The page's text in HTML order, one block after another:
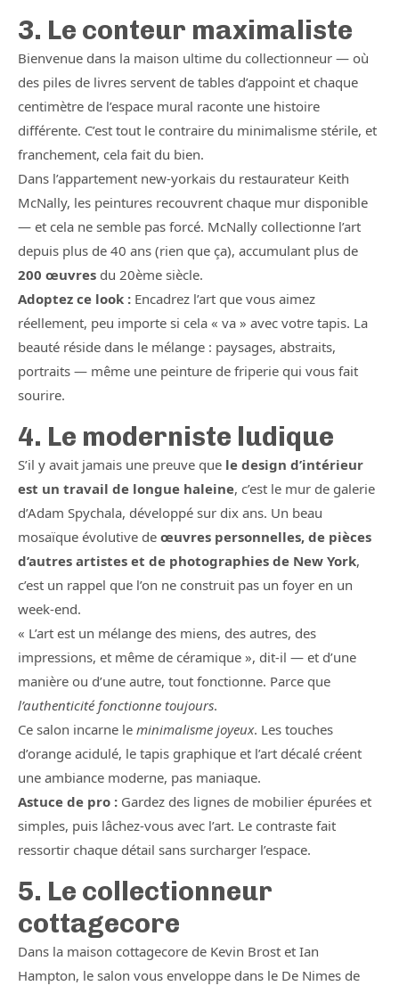
3. Le conteur maximaliste
Bienvenue dans la maison ultime du collectionneur — où
des piles de livres servent de tables d’appoint et chaque
centimètre de l’espace mural raconte une histoire
différente. C’est tout le contraire du minimalisme stérile, et
franchement, cela fait du bien.
Dans l’appartement new-yorkais du restaurateur Keith
McNally, les peintures recouvrent chaque mur disponible
— et cela ne semble pas forcé. McNally collectionne l’art
depuis plus de 40 ans (rien que ça), accumulant plus de
200 œuvres du 20ème siècle.
Adoptez ce look : Encadrez l’art que vous aimez
réellement, peu importe si cela « va » avec votre tapis. La
beauté réside dans le mélange : paysages, abstraits,
portraits — même une peinture de friperie qui vous fait
sourire.
4. Le moderniste ludique
S’il y avait jamais une preuve que le design d’intérieur
est un travail de longue haleine, c’est le mur de galerie
d’Adam Spychala, développé sur dix ans. Un beau
mosaïque évolutive de œuvres personnelles, de pièces
d’autres artistes et de photographies de New York,
c’est un rappel que l’on ne construit pas un foyer en un
week-end.
« L’art est un mélange des miens, des autres, des
impressions, et même de céramique », dit-il — et d’une
manière ou d’une autre, tout fonctionne. Parce que
l’authenticité fonctionne toujours.
Ce salon incarne le minimalisme joyeux. Les touches
d’orange acidulé, le tapis graphique et l’art décalé créent
une ambiance moderne, pas maniaque.
Astuce de pro : Gardez des lignes de mobilier épurées et
simples, puis lâchez-vous avec l’art. Le contraste fait
ressortir chaque détail sans surcharger l’espace.
5. Le collectionneur
cottagecore
Dans la maison cottagecore de Kevin Brost et Ian
Hampton, le salon vous enveloppe dans le De Nimes de